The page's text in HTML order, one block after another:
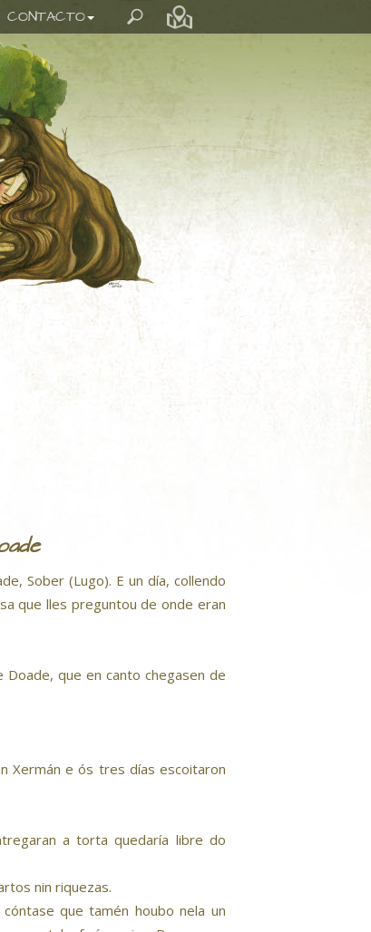
CONTACTO
Sober (Lugo). E un día, collendo
que lles preguntou de onde eran
que en canto chegasen de
Xermán e ós tres días escoitaron
a torta quedaría libre do
nin riquezas.
que tamén houbo nela un